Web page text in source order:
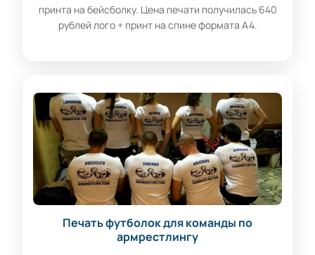
принта на бейсболку. Цена печати получилась 640
рублей лого + принт на спине формата А4.
Печать футболок для команды по
армрестлингу